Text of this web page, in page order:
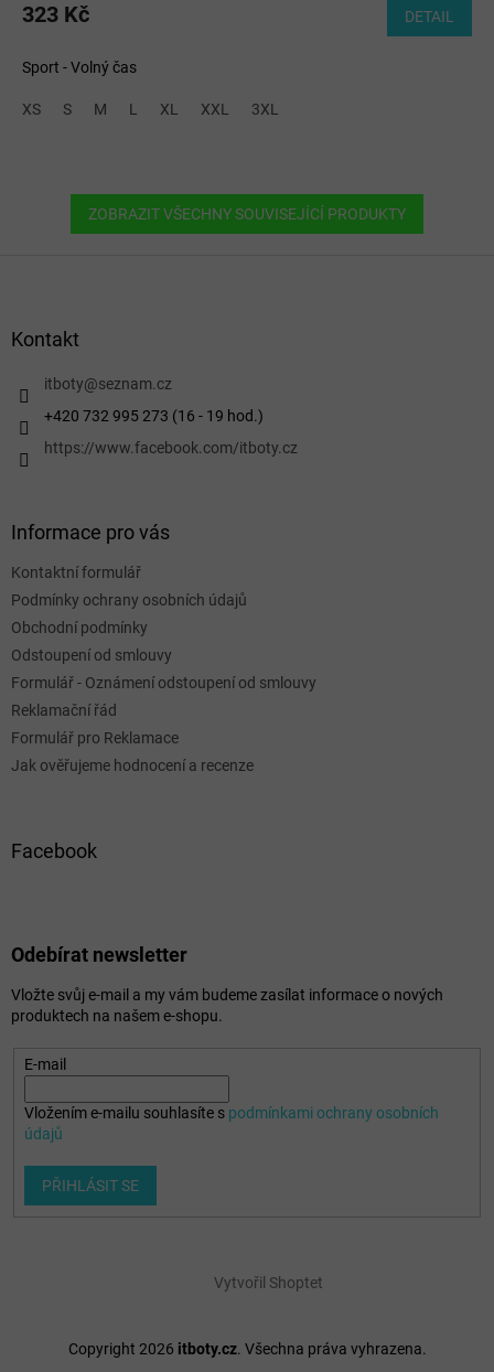
323 Kč DETAIL
Sport - Volný čas
XS S M L XL XXL 3XL
ZOBRAZIT VŠECHNY SOUVISEJÍCÍ PRODUKTY
Kontakt
itboty@seznam.cz
+420 732 995 273 (16 - 19 hod.)
https://www.facebook.com/itboty.cz
Informace pro vás
Kontaktní formulář
Podmínky ochrany osobních údajů
Obchodní podmínky
Odstoupení od smlouvy
Formulář - Oznámení odstoupení od smlouvy
Reklamační řád
Formulář pro Reklamace
Jak ověřujeme hodnocení a recenze
Facebook
Odebírat newsletter
Vložte svůj e-mail a my vám budeme zasílat informace o nových
produktech na našem e-shopu.
E-mail
Vložením e-mailu souhlasíte s podmínkami ochrany osobních
údajů
PŘIHLÁSIT SE
Vytvořil Shoptet
Copyright 2026 itboty.cz. Všechna práva vyhrazena.